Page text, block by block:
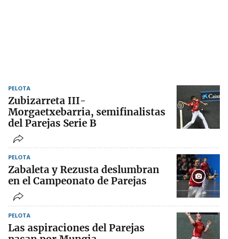
PELOTA
Zubizarreta III-
Morgaetxebarria, semifinalistas
del Parejas Serie B
PELOTA
Zabaleta y Rezusta deslumbran
en el Campeonato de Parejas
PELOTA
Las aspiraciones del Parejas